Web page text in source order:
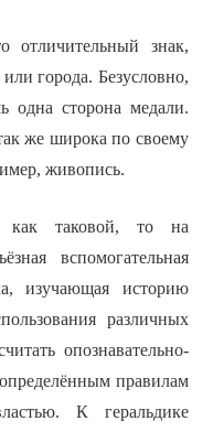
знак,
города. Безусловно,
одна сторона медали.
же широка по своему
живопись.
как таковой, то на
вспомогательная
изучающая историю
различных
опознавательно-
правилам
К геральдике